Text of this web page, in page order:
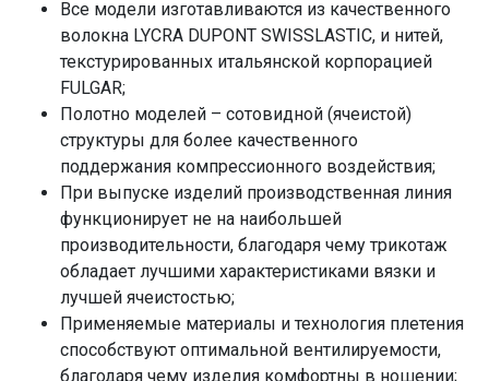
Все модели изготавливаются из качественного
волокна LYCRA DUPONT SWISSLASTIC, и нитей,
текстурированных итальянской корпорацией
FULGAR;
Полотно моделей – сотовидной (ячеистой)
структуры для более качественного
поддержания компрессионного воздействия;
При выпуске изделий производственная линия
функционирует не на наибольшей
производительности, благодаря чему трикотаж
обладает лучшими характеристиками вязки и
лучшей ячеистостью;
Применяемые материалы и технология плетения
способствуют оптимальной вентилируемости,
благодаря чему изделия комфортны в ношении;